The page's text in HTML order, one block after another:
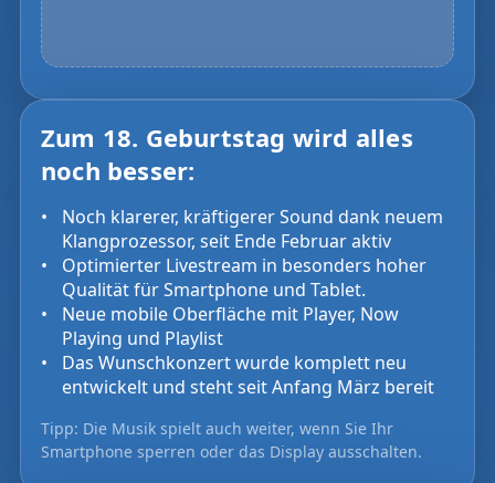
Zum 18. Geburtstag wird alles
noch besser:
Noch klarerer, kräftigerer Sound dank neuem
Klangprozessor, seit Ende Februar aktiv
Optimierter Livestream in besonders hoher
Qualität für Smartphone und Tablet.
Neue mobile Oberfläche mit Player, Now
Playing und Playlist
Das Wunschkonzert wurde komplett neu
entwickelt und steht seit Anfang März bereit
Tipp: Die Musik spielt auch weiter, wenn Sie Ihr
Smartphone sperren oder das Display ausschalten.